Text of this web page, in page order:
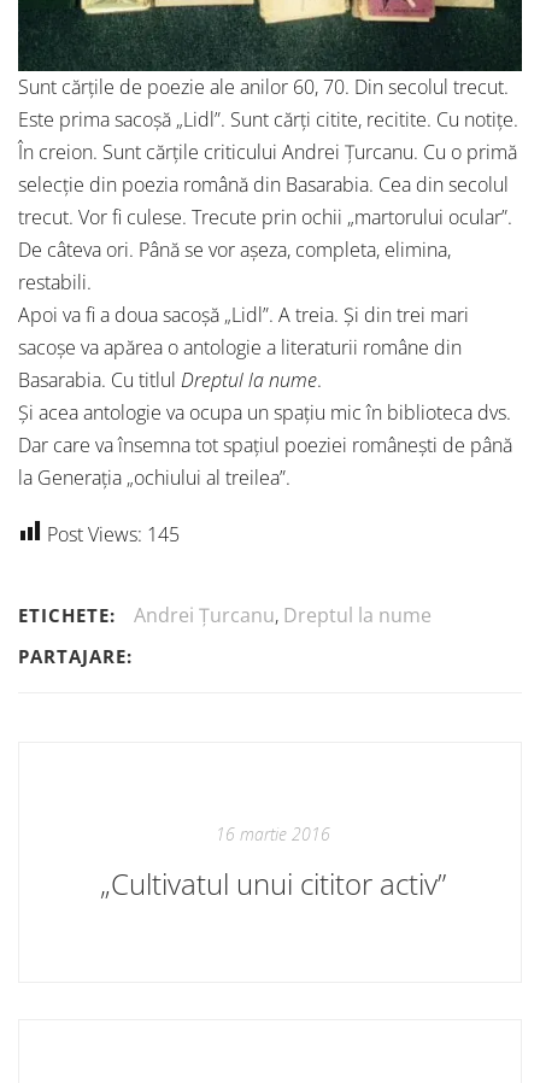
Sunt cărțile de poezie ale anilor 60, 70. Din secolul trecut.
Este prima sacoșă „Lidl”. Sunt cărți citite, recitite. Cu notițe.
În creion. Sunt cărțile criticului Andrei Țurcanu. Cu o primă
selecție din poezia română din Basarabia. Cea din secolul
trecut. Vor fi culese. Trecute prin ochii „martorului ocular”.
De câteva ori. Până se vor așeza, completa, elimina,
restabili.
Apoi va fi a doua sacoșă „Lidl”. A treia. Și din trei mari
sacoșe va apărea o antologie a literaturii române din
Basarabia. Cu titlul Dreptul la nume.
Și acea antologie va ocupa un spațiu mic în biblioteca dvs.
Dar care va însemna tot spațiul poeziei românești de până
la Generația „ochiului al treilea”.
Post Views: 145
ETICHETE: Andrei Țurcanu, Dreptul la nume
PARTAJARE:
16 martie 2016
„Cultivatul unui cititor activ”